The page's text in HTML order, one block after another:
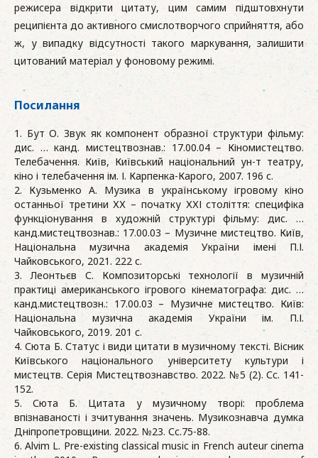
режисера відкрити цитату, цим самим підштовхнути
реципієнта до активного смислотворчого сприйняття, або
ж, у випадку відсутності такого маркування, залишити
цитований матеріал у фоновому режимі.
Посилання
1. Бут О. Звук як компонент образної структури фільму:
дис. … канд. мистецтвознав.: 17.00.04 – Кіномистецтво.
Телебачення. Київ, Київський національний ун-т театру,
кіно і телебачення ім. І. Карпенка-Карого, 2007. 196 с.
2. Кузьменко А. Музика в українському ігровому кіно
останньої третини ХХ – початку ХХІ століття: специфіка
функціонування в художній структурі фільму: дис. …
канд.мистецтвознав.: 17.00.03 – Музичне мистецтво. Київ,
Національна музична академія України імені П.І.
Чайковського, 2021. 222 с.
3. Леонтьєв С. Композиторські технології в музичній
практиці американського ігрового кінематографа: дис. …
канд.мистецтвозн.: 17.00.03 – Музичне мистецтво. Київ:
Національна музична академія України ім. П.І.
Чайковського, 2019. 201 c.
4. Сюта Б. Статус і види цитати в музичному тексті. Вісник
Київського національного університету культури і
мистецтв. Серія Мистецтвознавство. 2022. №5 (2). Сc. 141-
152.
5. Сюта Б. Цитата у музичному творі: проблема
впізнаваності і зчитування значень. Музикознавча думка
Дніпропетровщини. 2022. №23. Сc.75-88.
6. Alvim L. Pre-existing classical music in French auteur cinema